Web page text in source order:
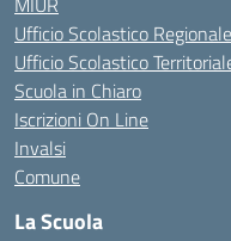
Ufficio Scolastico Regionale
Ufficio Scolastico
Scuola in Chiaro
Iscrizioni On Line
Invalsi
Comune
La Scuola